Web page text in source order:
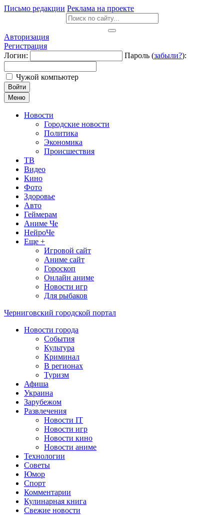
Письмо редакции Реклама на проекте
Авторизация
Регистрация
Логин:
Пароль (забыли?):
Чужой компьютер
Войти
Меню
Новости
Городские новости
Политика
Экономика
Происшествия
ТВ
Видео
Кино
Фото
Здоровье
Авто
Геймерам
Аниме Че
НейроЧе
Еще +
Игровой сайт
Аниме сайт
Гороскоп
Онлайн аниме
Новости игр
Для рыбаков
Черниговский городской портал
Новости города
События
Культура
Криминал
В регионах
Туризм
Афиша
Украина
Зарубежом
Развлечения
Новости IT
Новости игр
Новости кино
Новости аниме
Технологии
Советы
Юмор
Спорт
Комментарии
Кулинарная книга
Свежие новости